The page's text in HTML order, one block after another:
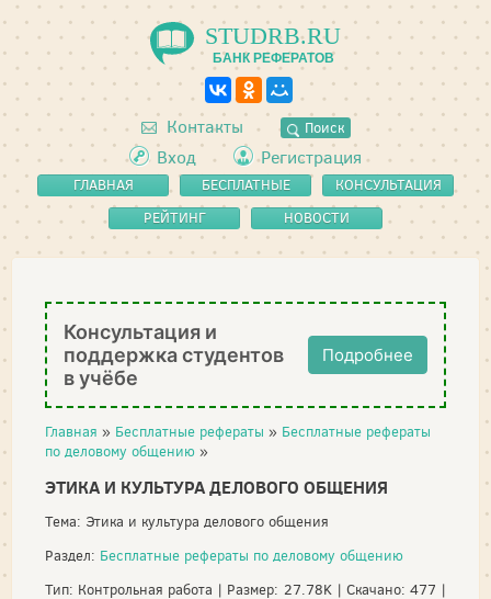
STUDRB.RU
БАНК РЕФЕРАТОВ
Контакты Поиск
Вход Регистрация
ГЛАВНАЯ
БЕСПЛАТНЫЕ
РЕФЕРАТЫ
КОНСУЛЬТАЦИЯ
РЕЙТИНГ
НОВОСТИ
Консультация и
поддержка студентов
в учёбе
Подробнее
Главная » Бесплатные рефераты » Бесплатные рефераты
по деловому общению »
ЭТИКА И КУЛЬТУРА ДЕЛОВОГО ОБЩЕНИЯ
Тема: Этика и культура делового общения
Раздел: Бесплатные рефераты по деловому общению
Тип: Контрольная работа | Размер: 27.78K | Скачано: 477 |